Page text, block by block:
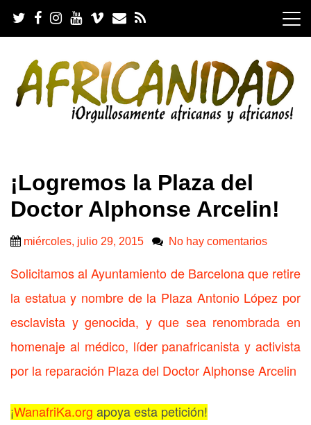
i
¡Logremos la Plaza del
Doctor Alphonse Arcelin!
miércoles, julio 29, 2015 No hay comentarios
Solicitamos al Ayuntamiento de Barcelona que retire
la estatua y nombre de la Plaza Antonio López por
esclavista y genocida, y que sea renombrada en
homenaje al médico, líder panafricanista y activista
por la reparación Plaza del Doctor Alphonse Arcelin
¡WanafriKa.org apoya esta petición!